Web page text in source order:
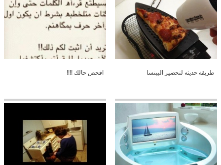
طريقة حديثه لتحضير البيتسا افحص حالك !!!!